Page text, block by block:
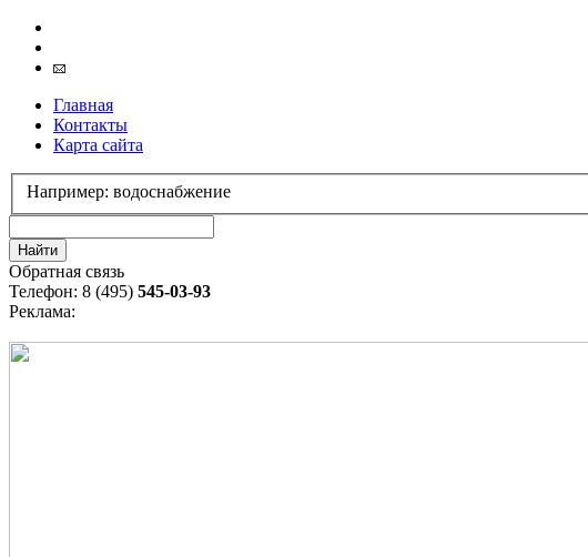
Главная
Контакты
Карта сайта
Например: водоснабжение
Обратная связь
Телефон: 8 (495) 545-03-93
Реклама: